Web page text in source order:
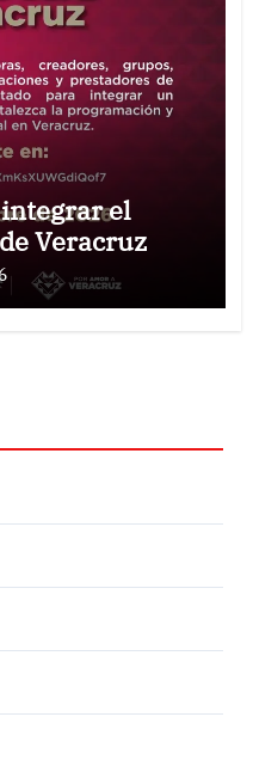
integrar el
Veracruz